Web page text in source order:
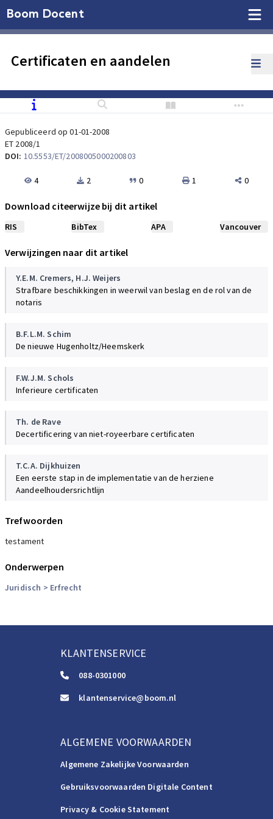
Boom Docent
Certificaten en aandelen
Gepubliceerd op 01-01-2008
ET 2008/1
DOI: 10.5553/ET/2008005000200803
4 2 0 1 0
Download citeerwijze bij dit artikel
RIS BibTex APA Vancouver
Verwijzingen naar dit artikel
Y.E.M. Cremers, H.J. Weijers
Strafbare beschikkingen in weerwil van beslag en de rol van de
notaris
B.F.L.M. Schim
De nieuwe Hugenholtz/Heemskerk
F.W.J.M. Schols
Inferieure certificaten
Th. de Rave
Decertificering van niet-royeerbare certificaten
T.C.A. Dijkhuizen
Een eerste stap in de implementatie van de herziene
Aandeelhoudersrichtlijn
D.M. de Knijff
het maritaal beslag
Verdelingsbeslagen. Een studie naar het deelgenotenbeslag en
geschillenregeling
Trefwoorden
testament
Onderwerpen
Juridisch > Erfrecht
KLANTENSERVICE
088-0301000
klantenservice@boom.nl
ALGEMENE VOORWAARDEN
Algemene Zakelijke Voorwaarden
Gebruiksvoorwaarden Digitale Content
Privacy & Cookie Statement